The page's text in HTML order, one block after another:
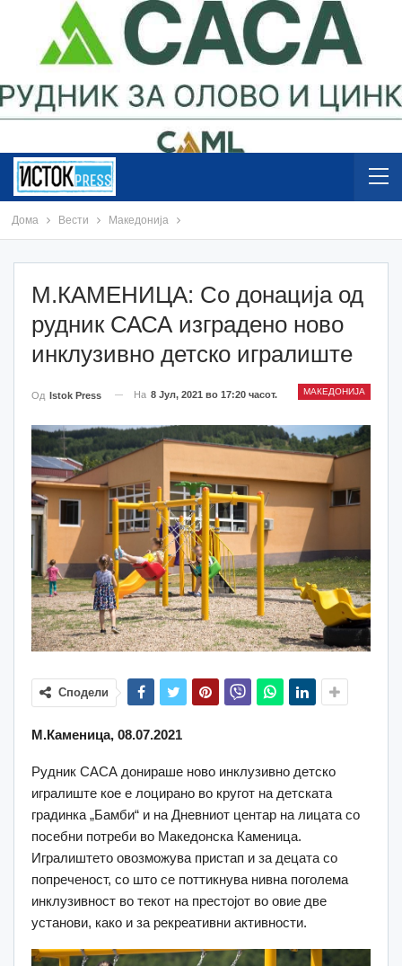
Дома Вести Македонија
М.КАМЕНИЦА: Со донација од
рудник САСА изградено ново
инклузивно детско игралиште
МАКЕДОНИЈА
Од Istok Press На 8 Јул, 2021 во 17:20 часот.
Сподели
М.Каменица, 08.07.2021
Рудник САСА донираше ново инклузивно детско
игралиште кое е лоцирано во кругот на детската
градинка „Бамби“ и на Дневниот центар на лицата со
посебни потреби во Македонска Каменица.
Игралиштето овозможува пристап и за децата со
попреченост, со што се поттикнува нивна поголема
инклузивност во текот на престојот во овие две
установи, како и за рекреативни активности.